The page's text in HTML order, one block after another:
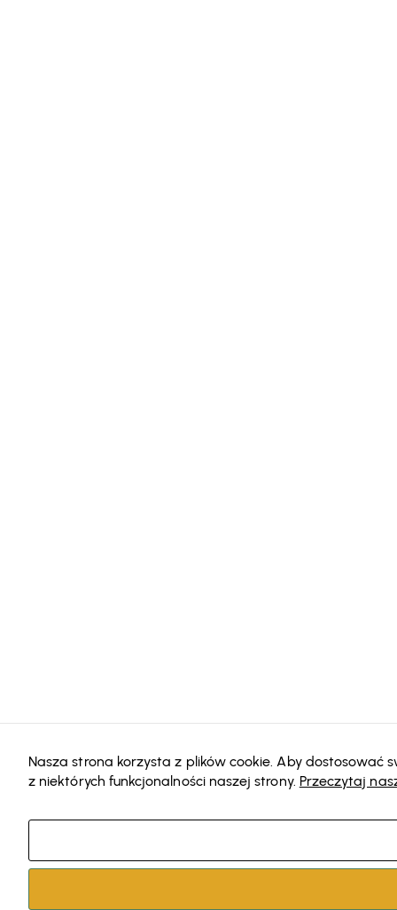
Nasza strona korzysta z plików cookie. Aby dostosować
z niektórych funkcjonalności naszej strony. Przeczytaj